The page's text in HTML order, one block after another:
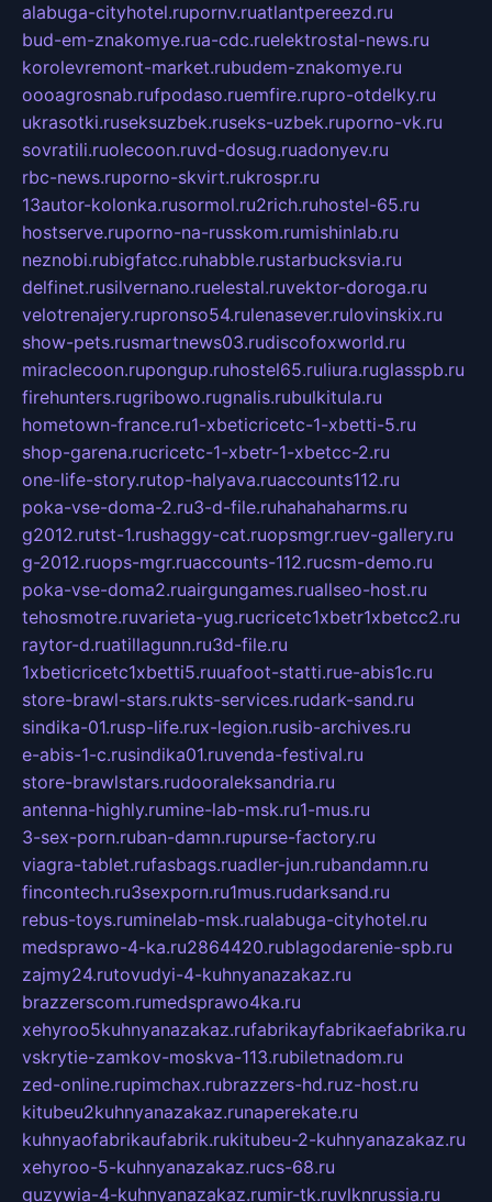
alabuga-cityhotel.rupornv.ruatlantpereezd.ru
bud-em-znakomye.rua-cdc.ruelektrostal-news.ru
korolevremont-market.rubudem-znakomye.ru
oooagrosnab.rufpodaso.ruemfire.rupro-otdelky.ru
ukrasotki.ruseksuzbek.ruseks-uzbek.ruporno-vk.ru
sovratili.ruolecoon.ruvd-dosug.ruadonyev.ru
rbc-news.ruporno-skvirt.rukrospr.ru
13autor-kolonka.rusormol.ru2rich.ruhostel-65.ru
hostserve.ruporno-na-russkom.rumishinlab.ru
neznobi.rubigfatcc.ruhabble.rustarbucksvia.ru
delfinet.rusilvernano.ruelestal.ruvektor-doroga.ru
velotrenajery.rupronso54.rulenasever.rulovinskix.ru
show-pets.rusmartnews03.rudiscofoxworld.ru
miraclecoon.rupongup.ruhostel65.ruliura.ruglasspb.ru
firehunters.rugribowo.rugnalis.rubulkitula.ru
hometown-france.ru1-xbeticricetc-1-xbetti-5.ru
shop-garena.rucricetc-1-xbetr-1-xbetcc-2.ru
one-life-story.rutop-halyava.ruaccounts112.ru
poka-vse-doma-2.ru3-d-file.ruhahahaharms.ru
g2012.rutst-1.rushaggy-cat.ruopsmgr.ruev-gallery.ru
g-2012.ruops-mgr.ruaccounts-112.rucsm-demo.ru
poka-vse-doma2.ruairgungames.ruallseo-host.ru
tehosmotre.ruvarieta-yug.rucricetc1xbetr1xbetcc2.ru
raytor-d.ruatillagunn.ru3d-file.ru
1xbeticricetc1xbetti5.ruuafoot-statti.rue-abis1c.ru
store-brawl-stars.rukts-services.rudark-sand.ru
sindika-01.rusp-life.rux-legion.rusib-archives.ru
e-abis-1-c.rusindika01.ruvenda-festival.ru
store-brawlstars.rudooraleksandria.ru
antenna-highly.rumine-lab-msk.ru1-mus.ru
3-sex-porn.ruban-damn.rupurse-factory.ru
viagra-tablet.rufasbags.ruadler-jun.rubandamn.ru
fincontech.ru3sexporn.ru1mus.rudarksand.ru
rebus-toys.ruminelab-msk.rualabuga-cityhotel.ru
medsprawo-4-ka.ru2864420.rublagodarenie-spb.ru
zajmy24.rutovudyi-4-kuhnyanazakaz.ru
brazzerscom.rumedsprawo4ka.ru
xehyroo5kuhnyanazakaz.rufabrikayfabrikaefabrika.ru
vskrytie-zamkov-moskva-113.rubiletnadom.ru
zed-online.rupimchax.rubrazzers-hd.ruz-host.ru
kitubeu2kuhnyanazakaz.runaperekate.ru
kuhnyaofabrikaufabrik.rukitubeu-2-kuhnyanazakaz.ru
xehyroo-5-kuhnyanazakaz.rucs-68.ru
guzywia-4-kuhnyanazakaz.rumir-tk.ruvlknrussia.ru